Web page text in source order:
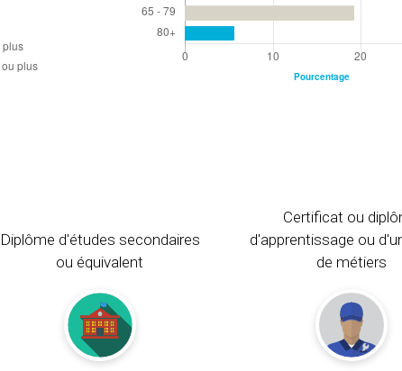
Diplôme d'études secondaires
ou équivalent
Certificat ou
d'apprentissage ou
de métiers